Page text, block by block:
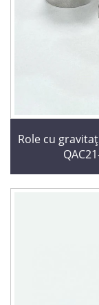
Role cu